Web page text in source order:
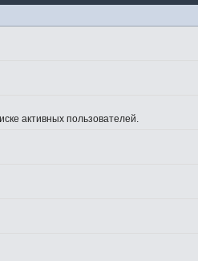
активных пользователей.